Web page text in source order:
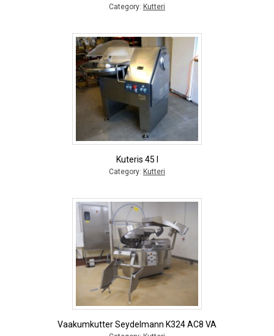
Category: Kutteri
Kuteris 45 l
Category: Kutteri
Vaakumkutter Seydelmann K324 AC8 VA